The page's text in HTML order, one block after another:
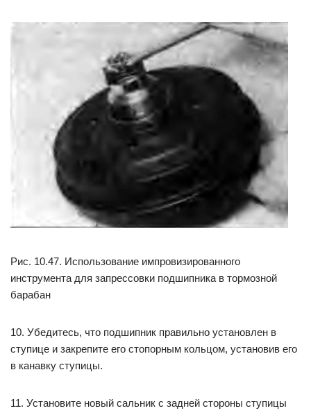
Рис. 10.47. Использование импровизированного
инструмента для запрессовки подшипника в тормозной
барабан
10. Убедитесь, что подшипник правильно установлен в
ступице и закрепите его стопорным кольцом, установив его
в канавку ступицы.
11. Установите новый сальник с задней стороны ступицы